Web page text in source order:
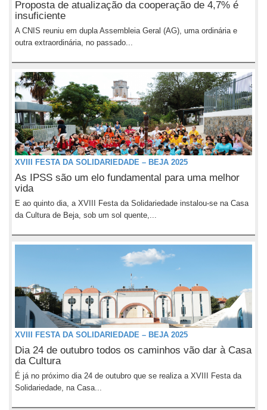
Proposta de atualização da cooperação de 4,7% é
insuficiente
A CNIS reuniu em dupla Assembleia Geral (AG), uma ordinária e
outra extraordinária, no passado...
XVIII FESTA DA SOLIDARIEDADE – BEJA 2025
As IPSS são um elo fundamental para uma melhor
vida
E ao quinto dia, a XVIII Festa da Solidariedade instalou-se na Casa
da Cultura de Beja, sob um sol quente,...
XVIII FESTA DA SOLIDARIEDADE – BEJA 2025
Dia 24 de outubro todos os caminhos vão dar à Casa
da Cultura
É já no próximo dia 24 de outubro que se realiza a XVIII Festa da
Solidariedade, na Casa...